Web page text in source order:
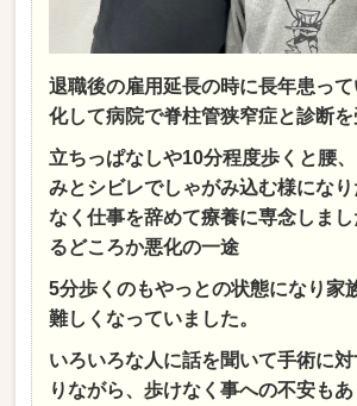
退職後の雇用延長の時に長年患っ
化して病院で脊柱管狭窄症と診断を
立ちっぱなしや10分程度歩くと腰
みとシビレでしゃがみ込む様にな
なく仕事を辞めて療養に専念しま
るどころか悪化の一途
5分歩くのもやっとの状態になり家
難しくなっていました。
いろいろな人に話を聞いて手術に
りながら、歩けなく事への不安もあ